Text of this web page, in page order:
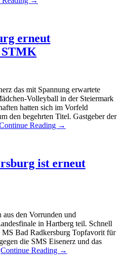
erneut
STMK
das mit Spannung erwartete
Volleyball in der Steiermark
hatten sich im Vorfeld
den begehrten Titel. Gastgeber der
Reading →
ist erneut
aus den Vorrunden und
in Hartberg teil. Schnell
MS Bad Radkersburg Topfavorit für
die SMS Eisenerz und das
Continue Reading →